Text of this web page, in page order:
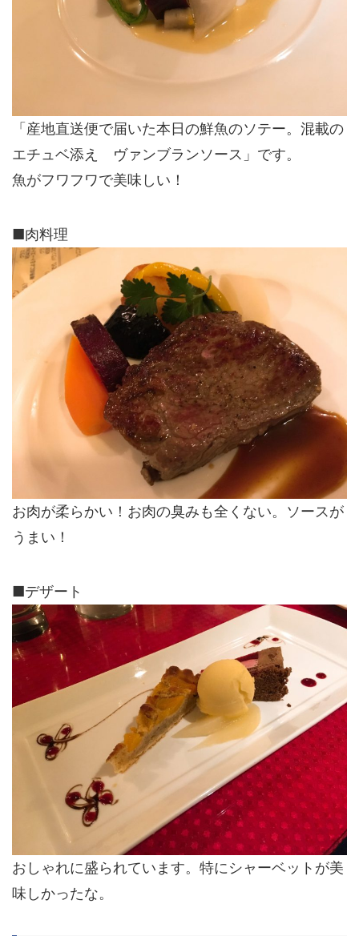
「産地直送便で届いた本日の鮮魚のソテー。混載の
エチュベ添え ヴァンブランソース」です。
魚がフワフワで美味しい！
■肉料理
お肉が柔らかい！お肉の臭みも全くない。ソースが
うまい！
■デザート
おしゃれに盛られています。特にシャーベットが美
味しかったな。